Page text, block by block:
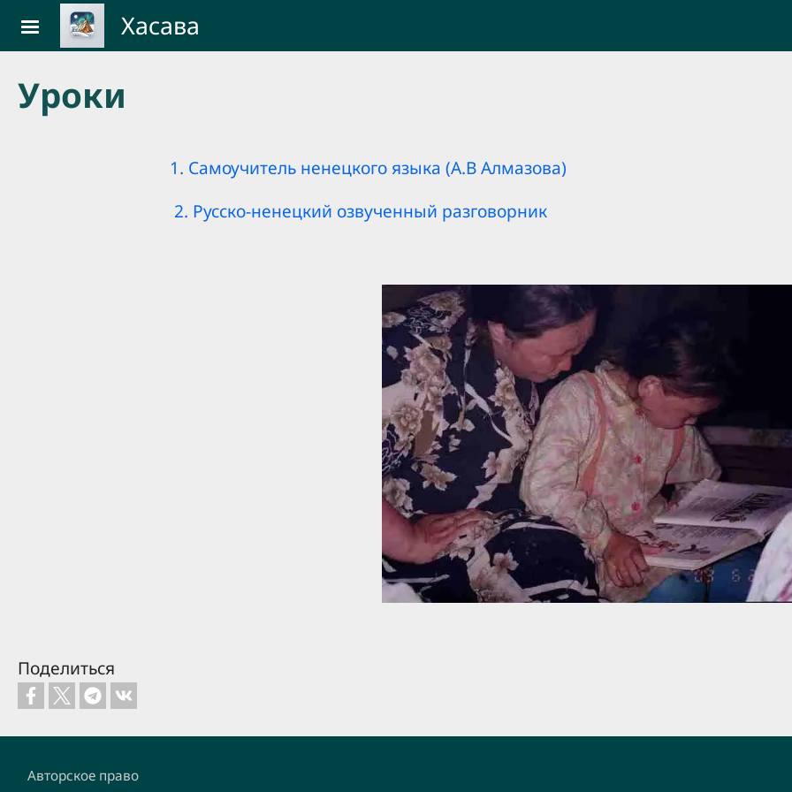
Skip to main contentХасава
Уроки
1. Самоучитель ненецкого языка (А.В Алмазова)
2. Русско-ненецкий озвученный разговорник
Поделиться
Footer
Авторское право